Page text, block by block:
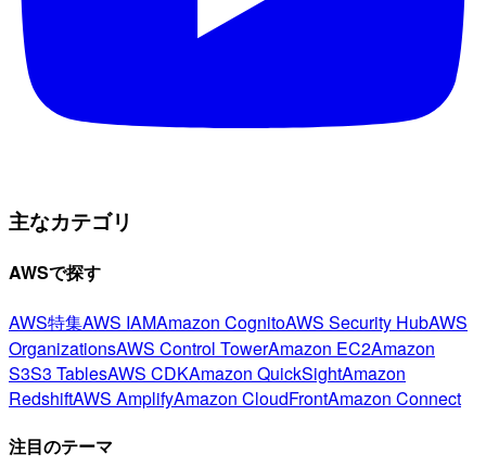
主なカテゴリ
AWSで探す
AWS特集AWS IAMAmazon CognitoAWS Security HubAWS
OrganizationsAWS Control TowerAmazon EC2Amazon
S3S3 TablesAWS CDKAmazon QuickSightAmazon
RedshiftAWS AmplifyAmazon CloudFrontAmazon Connect
注目のテーマ